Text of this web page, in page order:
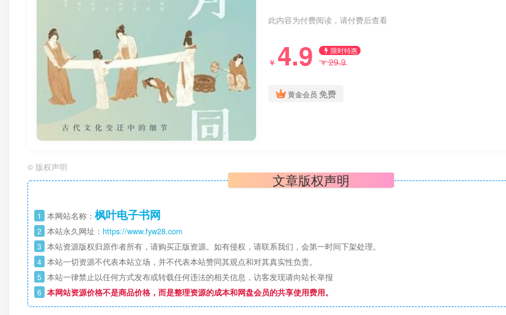
此内容为付费阅读，请付费后查看
￥ 4.9 限时特惠
￥29.9
黄金会员 免费
© 版权声明
文章版权声明
1 本网站名称： 枫叶电子书网
2 本站永久网址： https://www.fyw28.com
3 本站资源版权归原作者所有，请购买正版资源。如有侵权，请联系我们，会第一时间下架处理。
4 本站一切资源不代表本站立场，并不代表本站赞同其观点和对其真实性负责。
5 本站一律禁止以任何方式发布或转载任何违法的相关信息，访客发现请向站长举报
6 本网站资源价格不是商品价格，而是整理资源的成本和网盘会员的共享使用费用。